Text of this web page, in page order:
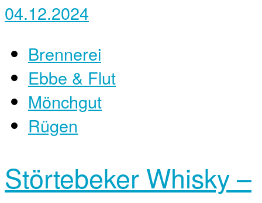
04.12.2024
Brennerei
Ebbe & Flut
Mönchgut
Rügen
Störtebeker Whisky –